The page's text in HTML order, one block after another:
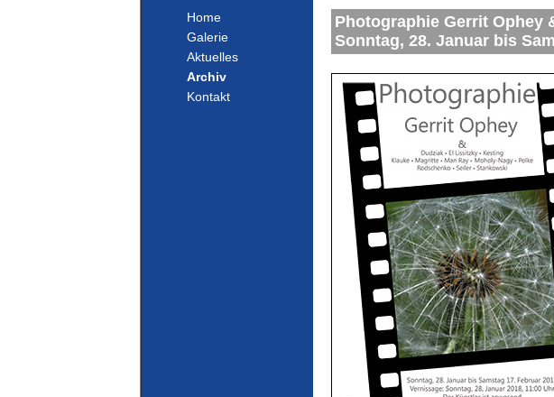
Home
Galerie
Aktuelles
Archiv
Kontakt
Photographie Gerrit Ophey
Sonntag, 28. Januar bis